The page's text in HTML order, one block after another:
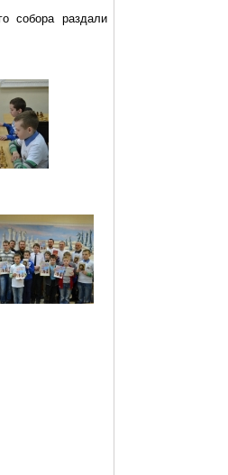
собора раздали